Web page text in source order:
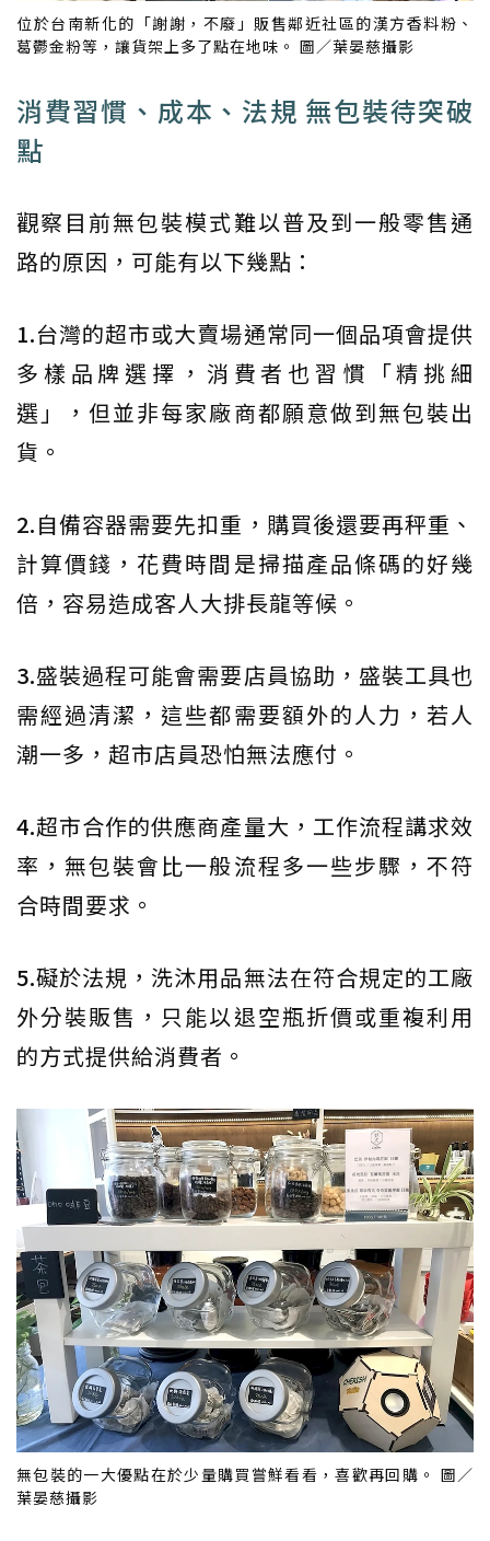
位於台南新化的「謝謝，不廢」販售鄰近社區的漢方香料粉、
葛鬱金粉等，讓貨架上多了點在地味。 圖／葉晏慈攝影
消費習慣、成本、法規 無包裝待突破
點
觀察目前無包裝模式難以普及到一般零售通
路的原因，可能有以下幾點：
1.台灣的超市或大賣場通常同一個品項會提供
多樣品牌選擇，消費者也習慣「精挑細
選」，但並非每家廠商都願意做到無包裝出
貨。
2.自備容器需要先扣重，購買後還要再秤重、
計算價錢，花費時間是掃描產品條碼的好幾
倍，容易造成客人大排長龍等候。
3.盛裝過程可能會需要店員協助，盛裝工具也
需經過清潔，這些都需要額外的人力，若人
潮一多，超市店員恐怕無法應付。
4.超市合作的供應商產量大，工作流程講求效
率，無包裝會比一般流程多一些步驟，不符
合時間要求。
5.礙於法規，洗沐用品無法在符合規定的工廠
外分裝販售，只能以退空瓶折價或重複利用
的方式提供給消費者。
無包裝的一大優點在於少量購買嘗鮮看看，喜歡再回購。 圖／
葉晏慈攝影